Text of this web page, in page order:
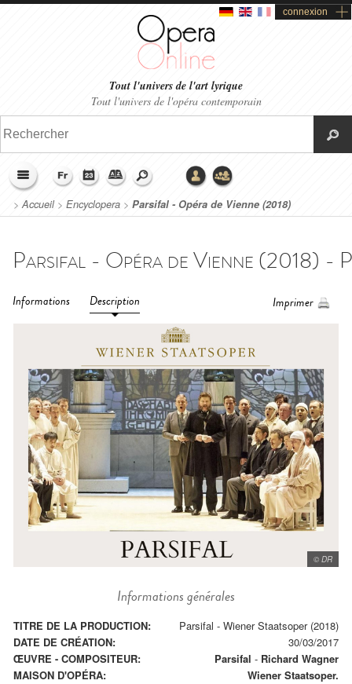
connexion
Tout l'univers de l'art lyrique
Tout l'univers de l'opéra contemporain
>Accueil> Encyclopera > Parsifal - Opéra de Vienne (2018)
Informations Description Imprimer
© DR
Informations générales
TITRE DE LA PRODUCTION:
Parsifal - Wiener Staatsoper (2018)
DATE DE CRÉATION:
30/03/2017
ŒUVRE - COMPOSITEUR:
Parsifal - Richard Wagner
MAISON D'OPÉRA:
Wiener Staatsoper.